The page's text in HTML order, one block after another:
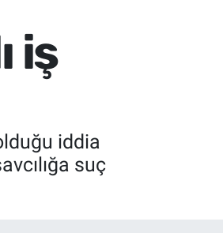
iş
iddia
suç